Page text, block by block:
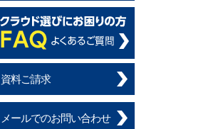
資料ご請求
メールでのお問い合わせ